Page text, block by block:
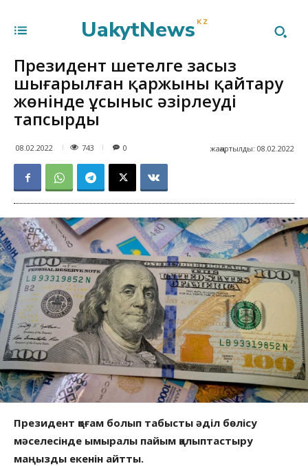
UakytNews KZ
Президент шетелге заңсыз
шығарылған қаржыны қайтару
жөнінде ұсыныс әзірлеуді
тапсырды
08.02.2022 743 жаңартылды: 08.02.2022
0
Президент қоғам болып табысты әділ бөлісу
мәселесінде ымыралы пайым қалыптастыру
маңызды екенін айтты.